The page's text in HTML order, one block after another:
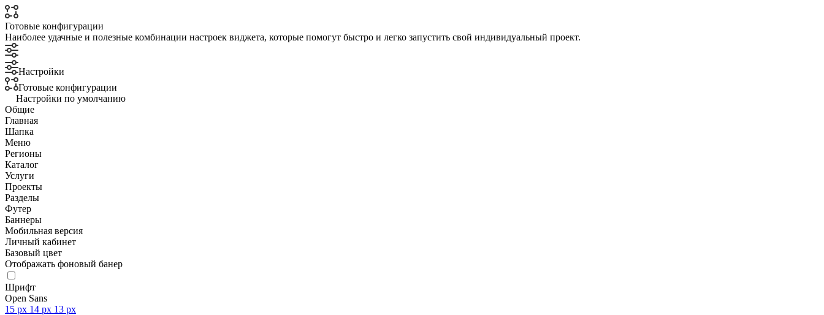
Готовые конфигурации
Наиболее удачные и полезные комбинации настроек виджета, которые помогут быстро и легко запустить свой индивидуальный проект.
Настройки
Готовые конфигурации
Настройки по умолчанию
Общие
Главная
Шапка
Меню
Регионы
Каталог
Услуги
Проекты
Разделы
Футер
Баннеры
Мобильная версия
Личный кабинет
Базовый цвет
Отображать фоновый банер
Шрифт
Open Sans
15 px 14 px 13 px